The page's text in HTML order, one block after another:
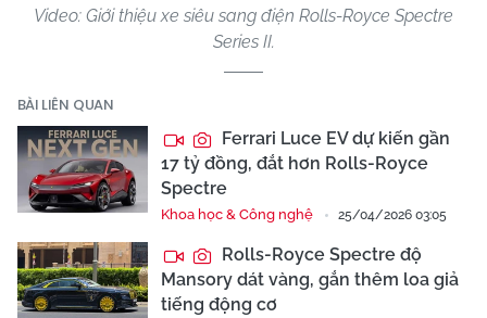
Video: Giới thiệu xe siêu sang điện Rolls-Royce Spectre
Series II.
BÀI LIÊN QUAN
Ferrari Luce EV dự kiến gần
17 tỷ đồng, đắt hơn Rolls-Royce
Spectre
Khoa học & Công nghệ 25/04/2026 03:05
Rolls-Royce Spectre độ
Mansory dát vàng, gắn thêm loa giả
tiếng động cơ